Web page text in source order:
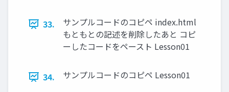
33.
サンプルコードのコピペ index.html
もともとの記述を削除したあと コピ
ーしたコードをペースト Lesson01
34. サンプルコードのコピペ Lesson01